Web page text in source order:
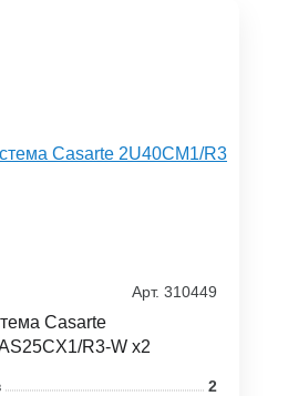
Арт. 310449
Casarte
R3-W x2
2